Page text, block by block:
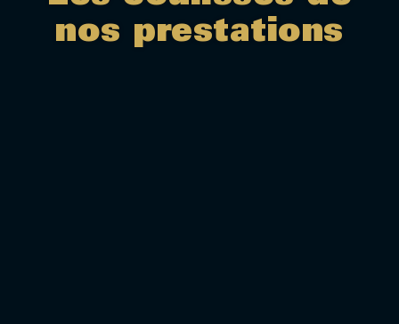
nos prestations